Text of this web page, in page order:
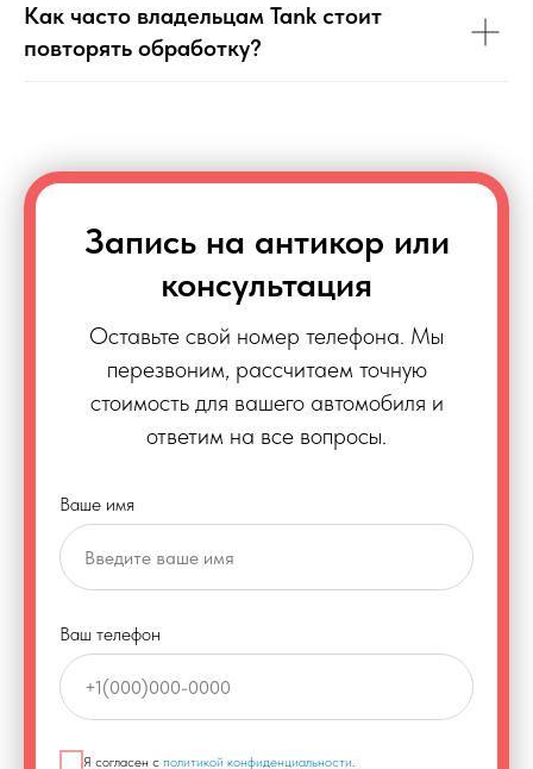
Как часто владельцам Tank стоит
повторять обработку?
Запись на антикор или
консультация
Оставьте свой номер телефона. Мы
перезвоним, рассчитаем точную
стоимость для вашего автомобиля и
ответим на все вопросы.
Ваше имя
Ваш телефон
Я согласен с политикой конфиденциальности.